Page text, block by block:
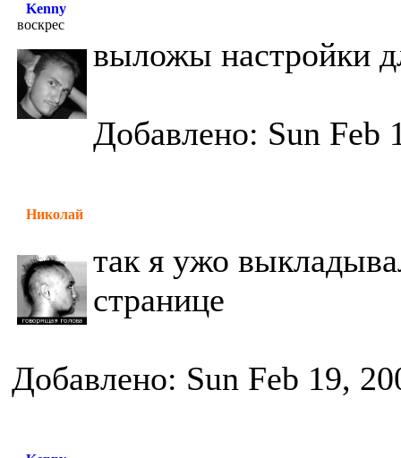
Kenny
воскрес
выложы настройки
Добавлено: Sun Feb
Николай
так я ужо
странице
Добавлено: Sun Feb 19,